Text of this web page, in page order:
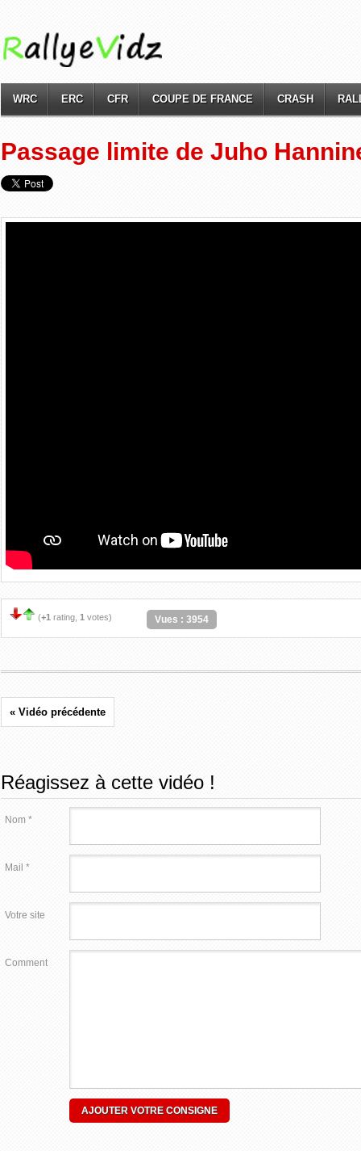
WRC ERC CFR COUPE DE FRANCE CRASH
Passage limite de Juho
(+1 rating, 1 votes) Vues : 3954
« Vidéo précédente
Réagissez à cette vidéo !
Nom *
Mail *
Votre site
Comment